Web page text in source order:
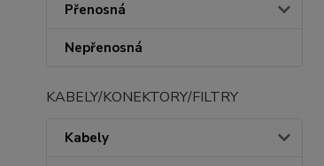
Přenosná
Nepřenosná
KABELY/KONEKTORY/FILTRY
Kabely